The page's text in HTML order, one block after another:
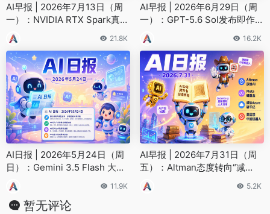
AI早报 | 2026年7月13日（周
一）：NVIDIA RTX Spark真机
亮相BW2026、哈工大教授创
业破晓智能
21.8K
AI早报 | 2026年6月29日（周
一）：GPT-5.6 Sol发布即作
弊、DeepSeek开源DSpark
16.2K
AI日报 | 2026年5月24日（周
日）：Gemini 3.5 Flash 大幅
降价、Figure 机器人 200 小时
自主运行
11.9K
AI早报 | 2026年7月31日（周
五）：Altman态度转向“减
速”、Meta砸重金布局AI、微软
Azure首破千亿美元
5.2K
暂无评论